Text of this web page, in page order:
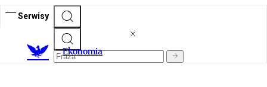
Serwisy
Ekonomia